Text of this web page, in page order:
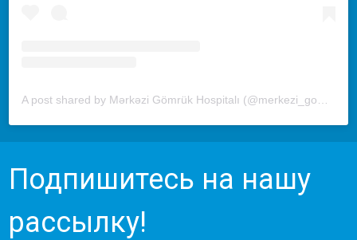
Подпишитесь на нашу
рассылку!